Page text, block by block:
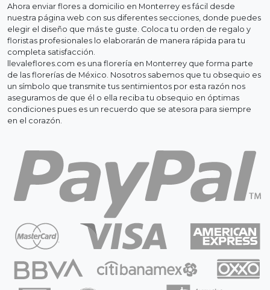
Ahora enviar flores a domicilio en Monterrey es fácil desde
nuestra página web con sus diferentes secciones, donde puedes
elegir el diseño que más te guste. Coloca tu orden de regalo y
floristas profesionales lo elaborarán de manera rápida para tu
completa satisfacción.
llevaleflores.com es una florería en Monterrey que forma parte
de las florerías de México. Nosotros sabemos que tu obsequio es
un símbolo que transmite tus sentimientos por esta razón nos
aseguramos de que él o ella reciba tu obsequio en óptimas
condiciones pues es un recuerdo que se atesora para siempre
en el corazón.